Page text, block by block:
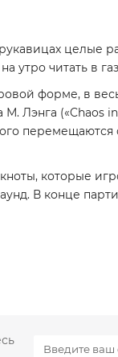
целые
читать в
форме, в
Лэнга («Chaos
которые
В конце